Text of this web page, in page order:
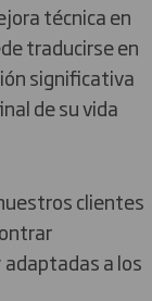
técnica en
traducirse en
significativa
de su vida
clientes
a los